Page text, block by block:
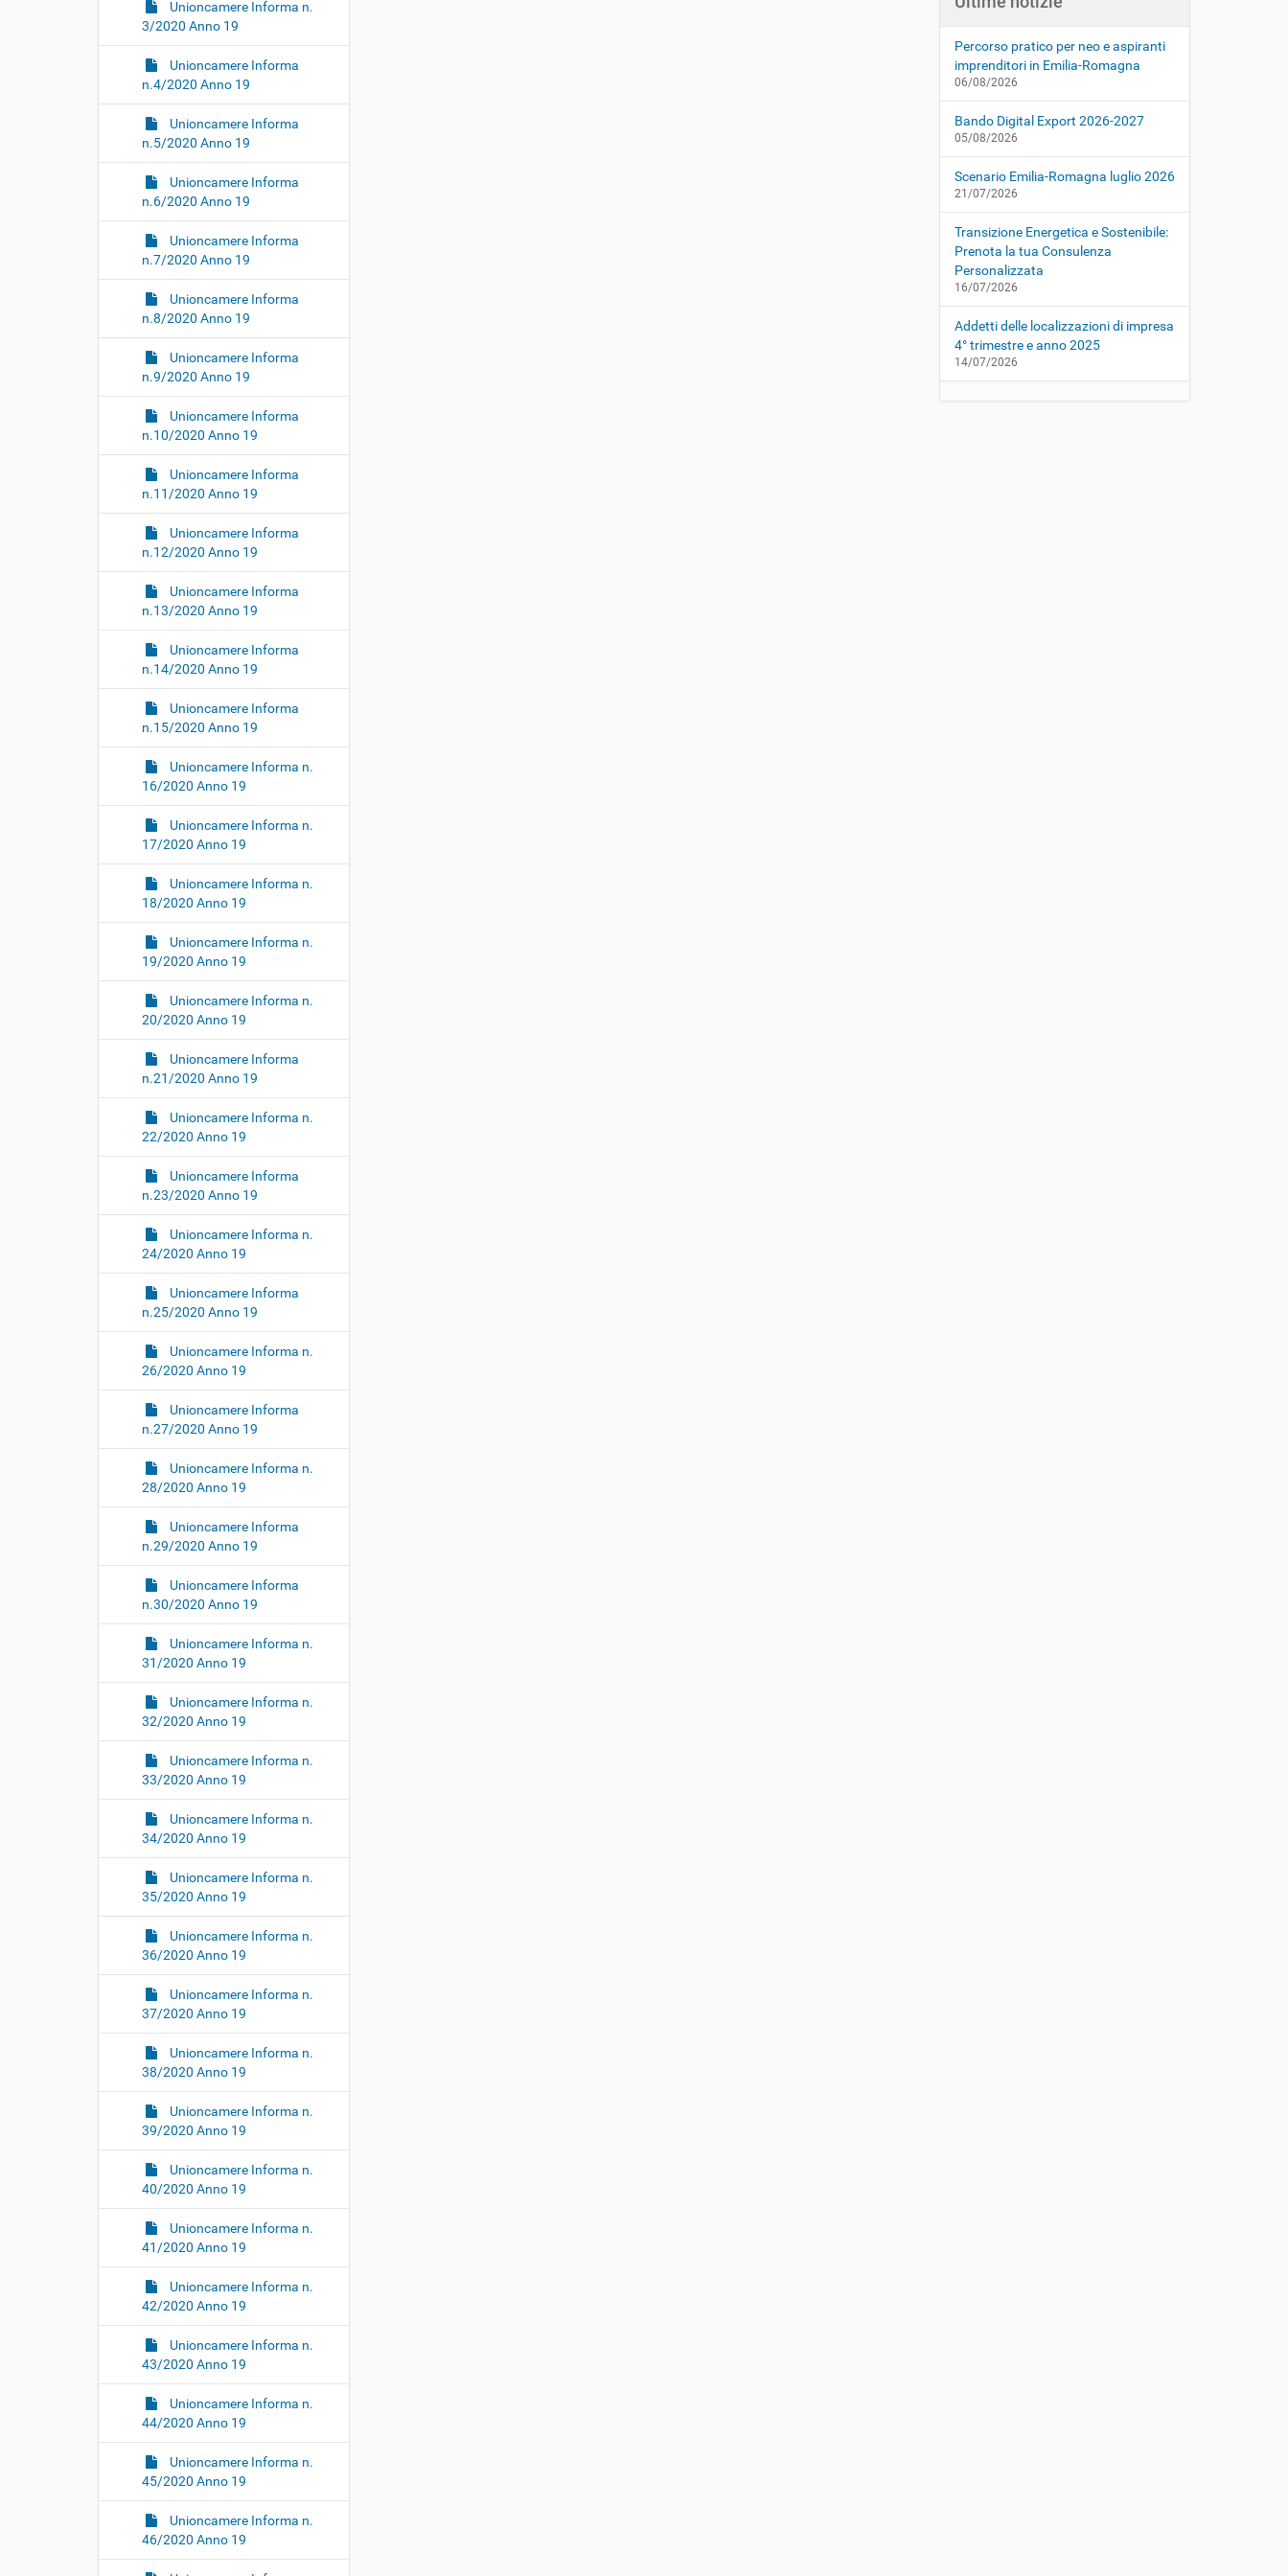
Unioncamere Informa n.
3/2020 Anno 19
Unioncamere Informa
n.4/2020 Anno 19
Unioncamere Informa
n.5/2020 Anno 19
Unioncamere Informa
n.6/2020 Anno 19
Unioncamere Informa
n.7/2020 Anno 19
Unioncamere Informa
n.8/2020 Anno 19
Unioncamere Informa
n.9/2020 Anno 19
Unioncamere Informa
n.10/2020 Anno 19
Unioncamere Informa
n.11/2020 Anno 19
Unioncamere Informa
n.12/2020 Anno 19
Unioncamere Informa
n.13/2020 Anno 19
Unioncamere Informa
n.14/2020 Anno 19
Unioncamere Informa
n.15/2020 Anno 19
Unioncamere Informa n.
16/2020 Anno 19
Unioncamere Informa n.
17/2020 Anno 19
Unioncamere Informa n.
18/2020 Anno 19
Unioncamere Informa n.
19/2020 Anno 19
Unioncamere Informa n.
20/2020 Anno 19
Unioncamere Informa
n.21/2020 Anno 19
Unioncamere Informa n.
22/2020 Anno 19
Unioncamere Informa
n.23/2020 Anno 19
Unioncamere Informa n.
24/2020 Anno 19
Unioncamere Informa
n.25/2020 Anno 19
Unioncamere Informa n.
26/2020 Anno 19
Unioncamere Informa
n.27/2020 Anno 19
Unioncamere Informa n.
28/2020 Anno 19
Unioncamere Informa
n.29/2020 Anno 19
Unioncamere Informa
n.30/2020 Anno 19
Unioncamere Informa n.
31/2020 Anno 19
Unioncamere Informa n.
32/2020 Anno 19
Unioncamere Informa n.
33/2020 Anno 19
Unioncamere Informa n.
34/2020 Anno 19
Unioncamere Informa n.
35/2020 Anno 19
Unioncamere Informa n.
36/2020 Anno 19
Unioncamere Informa n.
37/2020 Anno 19
Unioncamere Informa n.
38/2020 Anno 19
Unioncamere Informa n.
39/2020 Anno 19
Unioncamere Informa n.
40/2020 Anno 19
Unioncamere Informa n.
41/2020 Anno 19
Unioncamere Informa n.
42/2020 Anno 19
Unioncamere Informa n.
43/2020 Anno 19
Unioncamere Informa n.
44/2020 Anno 19
Unioncamere Informa n.
45/2020 Anno 19
Unioncamere Informa n.
46/2020 Anno 19
Percorso pratico per neo e aspiranti
imprenditori in Emilia-Romagna
06/08/2026
Bando Digital Export 2026-2027
05/08/2026
Scenario Emilia-Romagna luglio 2026
21/07/2026
Transizione Energetica e Sostenibile:
Prenota la tua Consulenza
Personalizzata
16/07/2026
Addetti delle localizzazioni di impresa
4° trimestre e anno 2025
14/07/2026